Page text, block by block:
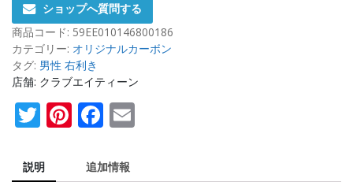
ショップへ質問する
商品コード: 59EE010146800186
カテゴリー: オリジナルカーボン
タグ: 男性 右利き
店舗: クラブエイティーン
Twitter
Pinterest
Facebook
説明 追加情報